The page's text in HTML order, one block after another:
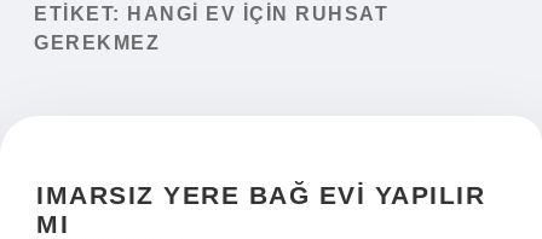
Yasal Uyarı
ETIKET:
HANGI EV IÇIN RUHSAT
GEREKMEZ
IMARSIZ YERE BAĞ EVI YAPILIR
MI